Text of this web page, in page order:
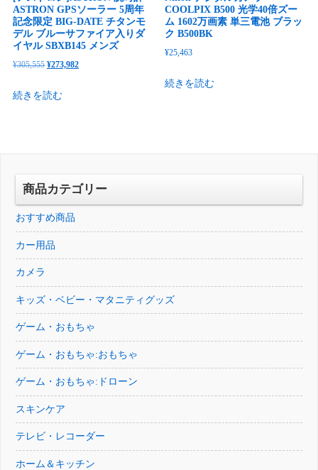
ASTRON GPSソーラー 5周年
記念限定 BIG-DATE チタンモ
デル ブルーサファイア入りダ
イヤル SBXB145 メンズ
¥305,555 元
価
し
¥273,982現
で
続きを読む
COOLPIX B500 光学40倍ズー
ム 1602万画素 単三電池 ブラッ
ク B500BK
¥25,463
続きを読む
商品カテゴリー
おすすめ商品
カー用品
カメラ
キッズ・ベビー・マタニティグッズ
ゲーム・おもちゃ
ゲーム・おもちゃ:おもちゃ
ゲーム・おもちゃ:ドローン
スキンケア
テレビ・レコーダー
ホーム＆キッチン